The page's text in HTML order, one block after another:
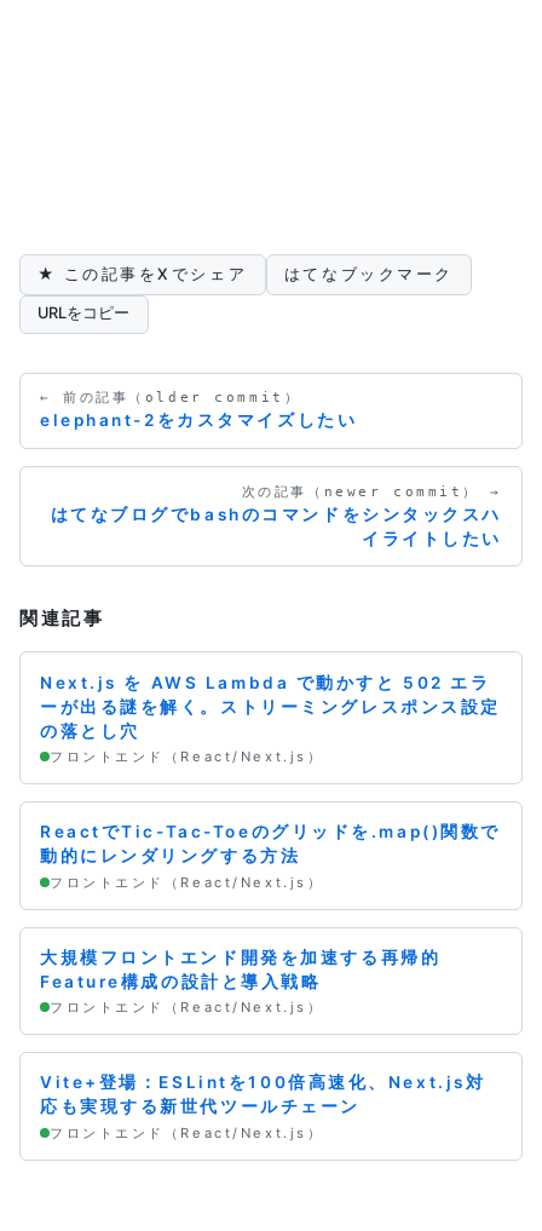
★ この記事をXでシェア はてなブックマーク
URLをコピー
← 前の記事（older commit）
elephant-2をカスタマイズしたい
次の記事（newer commit） →
はてなブログでbashのコマンドをシンタックスハ
イライトしたい
関連記事
Next.js を AWS Lambda で動かすと 502 エラ
ーが出る謎を解く。ストリーミングレスポンス設定
の落とし穴
フロントエンド（React/Next.js）
ReactでTic-Tac-Toeのグリッドを.map()関数で
動的にレンダリングする方法
フロントエンド（React/Next.js）
大規模フロントエンド開発を加速する再帰的
Feature構成の設計と導入戦略
フロントエンド（React/Next.js）
Vite+登場：ESLintを100倍高速化、Next.js対
応も実現する新世代ツールチェーン
フロントエンド（React/Next.js）